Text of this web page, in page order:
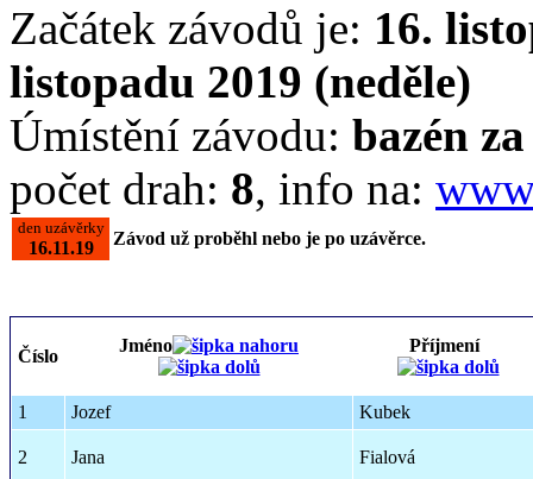
Začátek závodů je: 16.
listopadu 2019 (neděle)
Úmístění závodu: bazén
počet drah: 8, info na:
den uzávěrky
16.11.19 Závod už proběhl nebo je po uzávěrce.
Číslo
Jméno Příjmení
1 Jozef Kubek
2 Jana Fialová